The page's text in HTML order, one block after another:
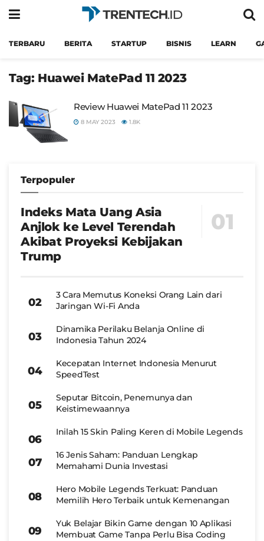
TERBARU BERITA STARTUP BISNIS LEARN
Tag: Huawei MatePad 11 2023
Review Huawei MatePad 11 2023
8 MAY 2023 1.8K
Terpopuler
Indeks Mata Uang Asia
Anjlok ke Level Terendah
Akibat Proyeksi Kebijakan
Trump
3 Cara Memutus Koneksi Orang Lain dari
Jaringan Wi-Fi Anda
Dinamika Perilaku Belanja Online di
Indonesia Tahun 2024
Kecepatan Internet Indonesia Menurut
SpeedTest
Seputar Bitcoin, Penemunya dan
Keistimewaannya
Inilah 15 Skin Paling Keren di Mobile Legends
16 Jenis Saham: Panduan Lengkap
Memahami Dunia Investasi
Hero Mobile Legends Terkuat: Panduan
Memilih Hero Terbaik untuk Kemenangan
Yuk Belajar Bikin Game dengan 10 Aplikasi
Membuat Game Tanpa Perlu Bisa Coding